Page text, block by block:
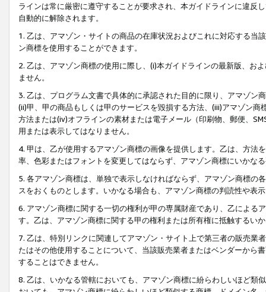
ラインは常に厳密に遵守することが要求され、本ガイドラインに違反
自動的に解除されます。
1. 乙は、アマゾン・サイトの商品の在庫状況およびこれに対応する
ン商標を使用することができます。
2. 乙は、アマゾン商標の使用に際し、(i)本ガイドラインの最新版、お
ません。
3. 乙は、プログラム文書で具体的に承認された目的に限り、アマゾン
(ii)甲、甲の商品もしくは甲のサービスを毀損する方法、(iii)アマゾン
方法または(iv)オフラインの素材または電子メール（印刷物、郵便、
用または表示してはなりません。
4. 甲は、乙が使用するアマゾン商標の画像を提供します。乙は、方
率、色彩またはフォントを変更してはならず、アマゾン商標にいかな
5. 各アマゾン商標は、単独で表示しなければならず、アマゾン商標
スをおくものとします。いかなる場合も、アマゾン商標の判読性や表
6. アマゾン商標に関する一切の権利が甲の専属財産であり、乙による
す。乙は、アマゾン商標に関する甲の権利または所有権に抵触するい
7. 乙は、特別リンクに関連してアマゾン・サイト上で第三者の販売
たはその他使用することについて、当該販売業者またはベンダーから
することはできません。
8. 乙は、いかなる管轄においても、アマゾン商標に紛らわしいほど類